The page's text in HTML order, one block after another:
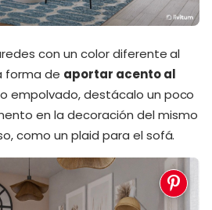
con un color diferente al
forma de aportar acento al
empolvado, destácalo un poco
en la decoración del mismo
como un plaid para el sofá.